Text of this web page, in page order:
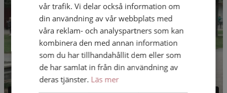
vår trafik. Vi delar också information om
din användning av vår webbplats med
våra reklam- och analyspartners som kan
kombinera den med annan information
som du har tillhandahållit dem eller som
de har samlat in från din användning av
deras tjänster. Läs mer